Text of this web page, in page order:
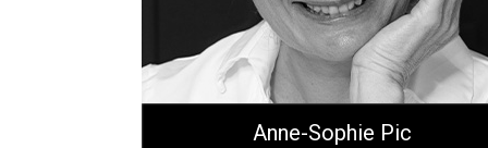
Anne-Sophie Pic